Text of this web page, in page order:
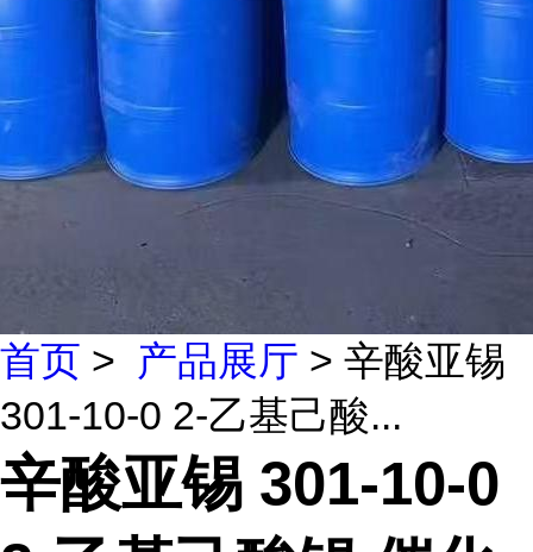
首页 > 产品展厅 > 辛酸亚锡
301-10-0 2-乙基己酸...
辛酸亚锡 301-10-0